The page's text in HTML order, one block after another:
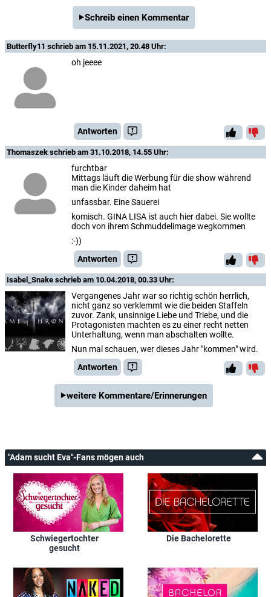
Schreib einen Kommentar
Butterfly11 schrieb am 15.11.2021, 20.48 Uhr:
oh jeeee
Antworten
Thomaszek schrieb am 31.10.2018, 14.55 Uhr:
furchtbar
Mittags läuft die Werbung für die show während
man die Kinder daheim hat
unfassbar. Eine Sauerei
komisch. GINA LISA ist auch hier dabei. Sie wollte
doch von ihrem Schmuddelimage wegkommen
:-))
Antworten
Isabel_Snake schrieb am 10.04.2018, 00.33 Uhr:
Vergangenes Jahr war so richtig schön herrlich,
nicht ganz so verklemmt wie die beiden Staffeln
zuvor. Zank, unsinnige Liebe und Triebe, und die
Protagonisten machten es zu einer recht netten
Unterhaltung, wenn man abschalten wollte.
Nun mal schauen, wer dieses Jahr "kommen" wird.
Antworten
weitere Kommentare/Erinnerungen
"Adam sucht Eva"-Fans mögen auch
Schwiegertochter
gesucht
Die Bachelorette